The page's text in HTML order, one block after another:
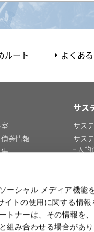
ーシャル メディア機能
トの使用に関する情
トナーは、その情報を
組み合わせる場合があ
ルート よくあ
券情報
サス
サス
サス
人的